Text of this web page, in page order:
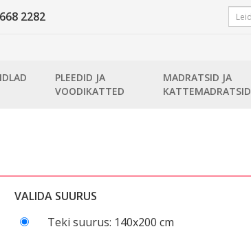
2282
PLEEDID JA
VOODIKATTED
MADRATSID JA
KATTEMADRATSID
VALIDA SUURUS
Teki suurus: 140x200 cm